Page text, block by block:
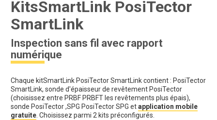
KitsSmartLink PosiTector
SmartLink
Inspection sans fil avec rapport
numérique
Chaque kitSmartLink PosiTector SmartLink contient : PosiTector
SmartLink, sonde d'épaisseur de revêtement PosiTector
(choisissez entre PRBF PRBFT les revêtements plus épais),
sonde PosiTector ,SPG PosiTector SPG etapplication mobile
gratuite . Choisissez parmi 2 kits préconfigurés.